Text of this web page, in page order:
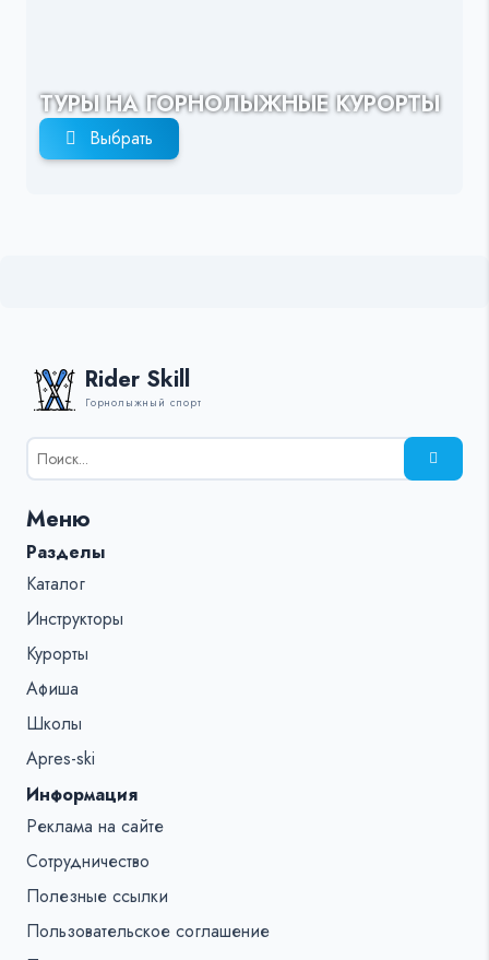
ТУРЫ НА ГОРНОЛЫЖНЫЕ КУРОРТЫ
Выбрать
Rider Skill
Горнолыжный спорт
Результаты
поиска
%s:
Меню
Разделы
Каталог
Инструкторы
Курорты
Афиша
Школы
Apres-ski
Информация
Реклама на сайте
Сотрудничество
Полезные ссылки
Пользовательское соглашение